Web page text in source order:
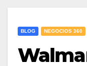
BLOG NEGOCIOS 360